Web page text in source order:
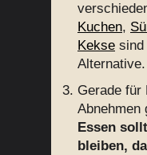
Kuchen,
Kekse sind
Alternative.
Gerade für
Abnehmen
Essen
bleiben,